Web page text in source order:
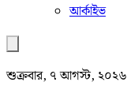
আর্কাইভ
শুক্রবার, ৭ আগস্ট, ২০২৬